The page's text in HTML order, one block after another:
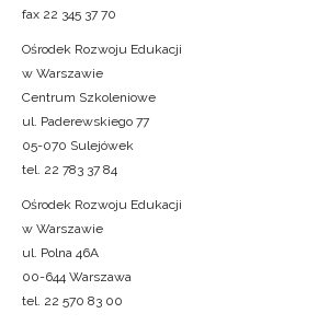
fax 22 345 37 70
Ośrodek Rozwoju Edukacji
w Warszawie
Centrum Szkoleniowe
ul. Paderewskiego 77
05-070 Sulejówek
tel. 22 783 37 84
Ośrodek Rozwoju Edukacji
w Warszawie
ul. Polna 46A
00-644 Warszawa
tel. 22 570 83 00